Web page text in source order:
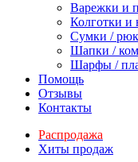
Варежки и
Колготки и
Сумки /
Шапки /
Шарфы /
Помощь
Отзывы
Контакты
Распродажа
Хиты продаж